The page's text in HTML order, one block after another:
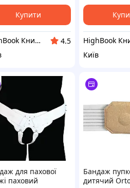
Купити
HighBook Книжкова крамниця
4.5
Київ
для пахової
паховий
Бандаж
дитячий